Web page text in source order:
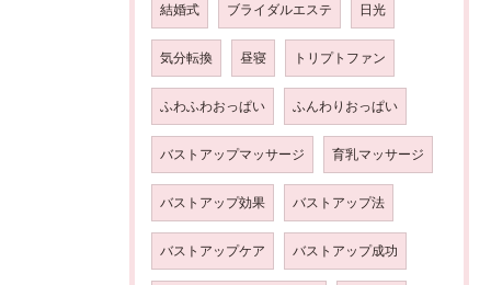
結婚式 ブライダルエステ 日光
気分転換 昼寝 トリプトファン
ふわふわおっぱい ふんわりおっぱい
バストアップマッサージ 育乳マッサージ
バストアップ効果 バストアップ法
バストアップケア バストアップ成功